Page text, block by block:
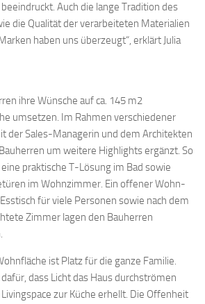
Auch die lange Tradition des
die Qualität der verarbeiteten Materialien
haben uns überzeugt“, erklärt Julia
ihre Wünsche auf ca. 145 m2
umsetzen. Im Rahmen verschiedener
der Sales-Managerin und dem Architekten
um weitere Highlights ergänzt. So
praktische T-Lösung im Bad sowie
im Wohnzimmer. Ein offener Wohn-
für viele Personen sowie nach dem
Zimmer lagen den Bauherren
ist Platz für die ganze Familie.
dass Licht das Haus durchströmen
zur Küche erhellt. Die Offenheit